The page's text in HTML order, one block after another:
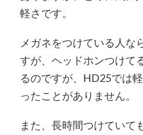
軽さです。
メガネをつけている人な
すが、ヘッドホンつけて
るのですが、HD25では
ったことがありません。
また、長時間つけていて